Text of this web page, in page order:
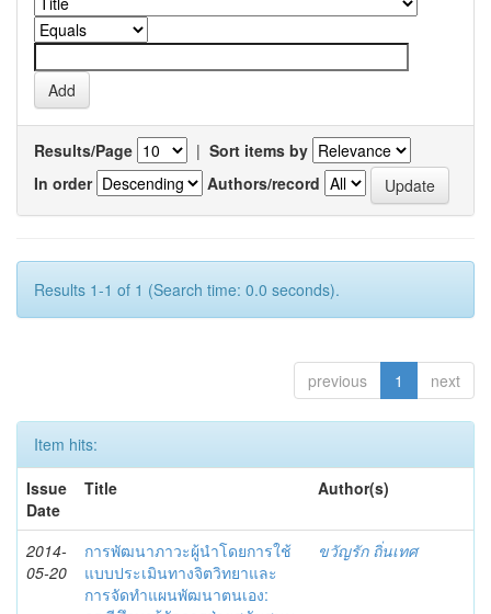
Results/Page | Sort items by
In order
Authors/record
Results 1-1 of 1 (Search time: 0.0 seconds).
previous 1 next
Item hits:
Issue
Date
Title Author(s)
2014-
05-20
การพัฒนาภาวะผู้นำโดยการใช้
แบบประเมินทางจิตวิทยาและ
การจัดทำแผนพัฒนาตนเอง:
ขวัญรัก ถิ่นเทศ